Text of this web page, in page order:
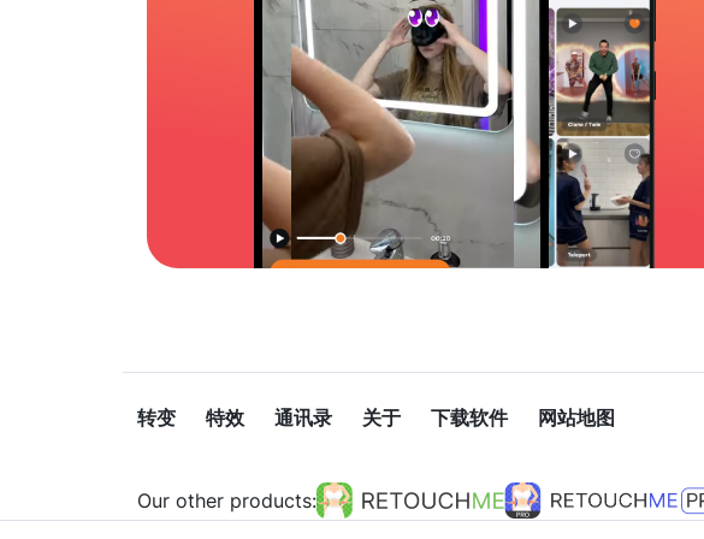
转变 特效 通讯录 关于 下载软件 网站地图
Our other products: